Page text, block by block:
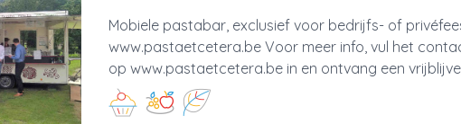
Mobiele pastabar, exclusief voor bedrijfs- of
www.pastaetcetera.be Voor meer info, vul het
op www.pastaetcetera.be in en ontvang een